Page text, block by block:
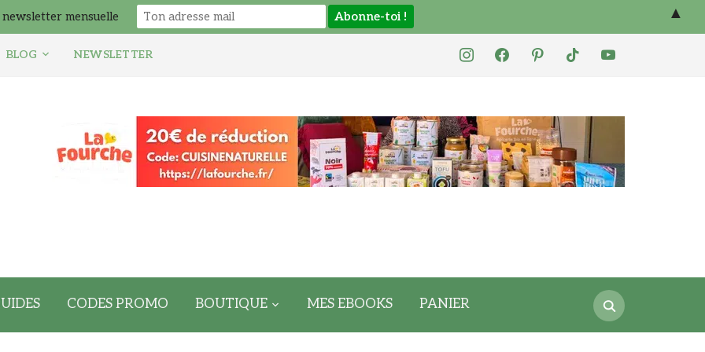
instagramfacebookpinteresttiktok youtube
BLOG NEWSLETTER
Search
for:
CODES PROMO BOUTIQUE MES EBOOKS PANIER
newsletter mensuelle ▲